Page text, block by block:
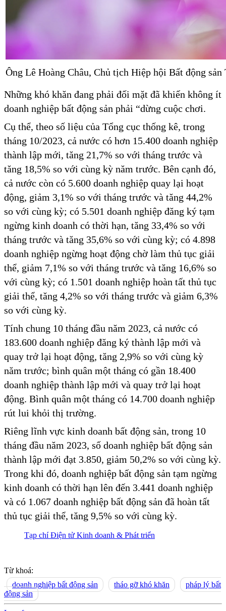
Ông Lê Hoàng Châu, Chủ tịch Hiệp hội Bất động
Những khó khăn đang phải đối mặt đã khiến không ít
doanh nghiệp bất động sản phải “dừng cuộc chơi.
Cụ thể, theo số liệu của Tổng cục thống kê, trong
tháng 10/2023, cả nước có hơn 15.400 doanh nghiệp
thành lập mới, tăng 21,7% so với tháng trước và
tăng 18,5% so với cùng kỳ năm trước. Bên cạnh đó,
cả nước còn có 5.600 doanh nghiệp quay lại hoạt
động, giảm 3,1% so với tháng trước và tăng 44,2%
so với cùng kỳ; có 5.501 doanh nghiệp đăng ký tạm
ngừng kinh doanh có thời hạn, tăng 33,4% so với
tháng trước và tăng 35,6% so với cùng kỳ; có 4.898
doanh nghiệp ngừng hoạt động chờ làm thủ tục giải
thể, giảm 7,1% so với tháng trước và tăng 16,6% so
với cùng kỳ; có 1.501 doanh nghiệp hoàn tất thủ tục
giải thể, tăng 4,2% so với tháng trước và giảm 6,3%
so với cùng kỳ.
Tính chung 10 tháng đầu năm 2023, cả nước có
183.600 doanh nghiệp đăng ký thành lập mới và
quay trở lại hoạt động, tăng 2,9% so với cùng kỳ
năm trước; bình quân một tháng có gần 18.400
doanh nghiệp thành lập mới và quay trở lại hoạt
động. Bình quân một tháng có 14.700 doanh nghiệp
rút lui khỏi thị trường.
Riêng lĩnh vực kinh doanh bất động sản, trong 10
tháng đầu năm 2023, số doanh nghiệp bất động sản
thành lập mới đạt 3.850, giảm 50,2% so với cùng kỳ.
Trong khi đó, doanh nghiệp bất động sản tạm ngừng
kinh doanh có thời hạn lên đến 3.441 doanh nghiệp
và có 1.067 doanh nghiệp bất động sản đã hoàn tất
thủ tục giải thể, tăng 9,5% so với cùng kỳ.
Tạp chí Điện tử Kinh doanh & Phát triển
Từ khoá:
doanh nghiệp bất động sản
tháo gỡ khó khăn
pháp lý bất
động sản